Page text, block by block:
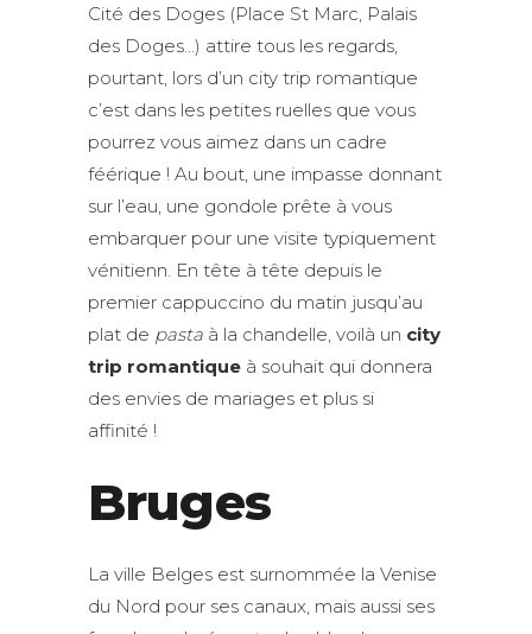
Cité des Doges (Place St Marc, Palais
des Doges…) attire tous les regards,
pourtant, lors d’un city trip romantique
c’est dans les petites ruelles que vous
pourrez vous aimez dans un cadre
féérique ! Au bout, une impasse donnant
sur l’eau, une gondole prête à vous
embarquer pour une visite typiquement
vénitienn. En tête à tête depuis le
premier cappuccino du matin jusqu’au
plat de pasta à la chandelle, voilà un city
trip romantique à souhait qui donnera
des envies de mariages et plus si
affinité !
Bruges
La ville Belges est surnommée la Venise
du Nord pour ses canaux, mais aussi ses